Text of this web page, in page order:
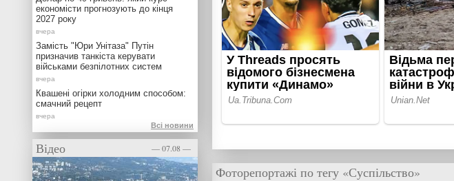
Фоторепортажі по тегу «Суспільство»
економісти прогнозують до кінця
2027 року
Замість "Юри Унітаза" Путін
призначив танкіста керувати
військами безпілотних систем
Квашені огірки холодним способом:
смачний рецепт
Всі новини
Відео — 07.08 —